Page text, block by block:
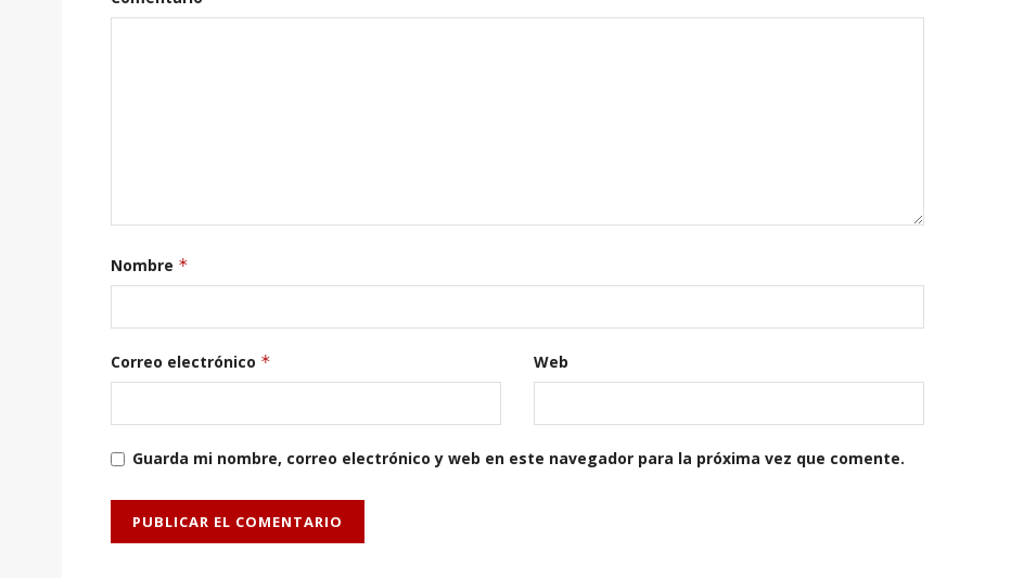
Nombre *
Correo electrónico * Web
Guarda mi nombre, correo electrónico y web en este navegador para la próxima vez que comente.